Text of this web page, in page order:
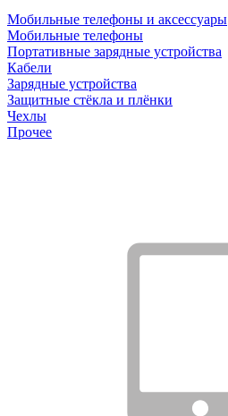
Мобильные телефоны и аксессуары
Мобильные телефоны
Портативные зарядные устройства
Кабели
Зарядные устройства
Защитные стёкла и плёнки
Чехлы
Прочее